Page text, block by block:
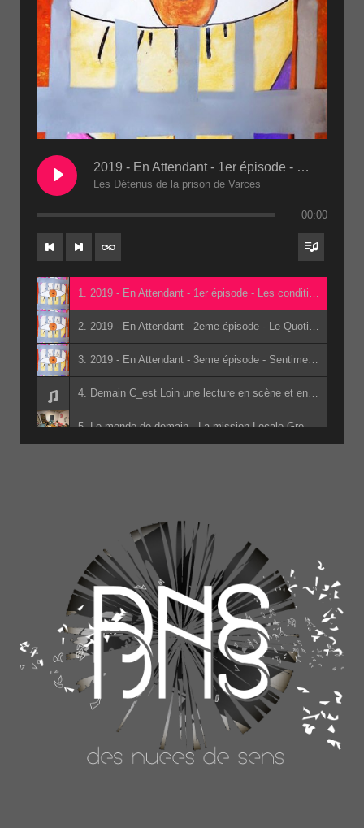
2019 - En Attendant - 1er épisode - Les conditions de détention 2eme passe(1)
Les Détenus de la prison de Varces
00:00
1. 2019 - En Attendant - 1er épisode - Les conditions de détention 2eme passe(1) - Les Détenus de la prison de Varces
2. 2019 - En Attendant - 2eme épisode - Le Quotidien - 2eme passe(1) - Les Détenus de la prison de Varces
3. 2019 - En Attendant - 3eme épisode - Sentiments de révolte et institutions - 2eme passe(1) - Les Détenus de la prison de Varces
4. Demain C_est Loin une lecture en scène et en son adapté du livre de Jacky Schwarzmann par les lycéens d_Edouard Herriot - Jean-Marc Pidoux - Denis Morin - Jacky Schwarzmann - les lycéens d_Edouard Herriot
5. Le monde de demain - La mission Locale Grenoble
8. Apérophonie 4ème G - La Salle L'Aigle